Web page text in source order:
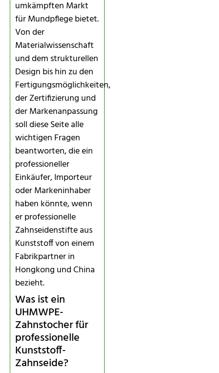
umkämpften Markt
für Mundpflege bietet.
Von der
Materialwissenschaft
und dem strukturellen
Design bis hin zu den
Fertigungsmöglichkeiten,
der Zertifizierung und
der Markenanpassung
soll diese Seite alle
wichtigen Fragen
beantworten, die ein
professioneller
Einkäufer, Importeur
oder Markeninhaber
haben könnte, wenn
er professionelle
Zahnseidenstifte aus
Kunststoff von einem
Fabrikpartner in
Hongkong und China
bezieht.
Was ist ein
UHMWPE-
Zahnstocher für
professionelle
Kunststoff-
Zahnseide?